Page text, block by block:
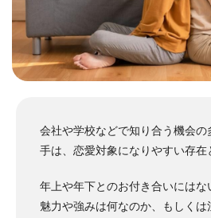
会社や学校などで知り合う機会の
手は、恋愛対象になりやすい存在
年上や年下とのお付き合いには
魅力や強みは何なのか、もしくは